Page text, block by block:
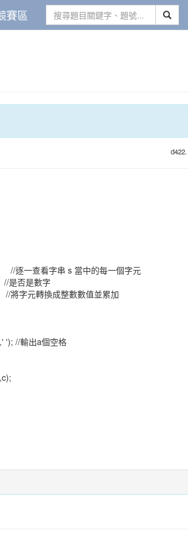
賽區
d422.
看字串 s 當中的每一個字元
是數字
換成整數數值並累加
輸出a個空格